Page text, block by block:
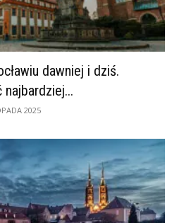
dawniej i dziś.
2025